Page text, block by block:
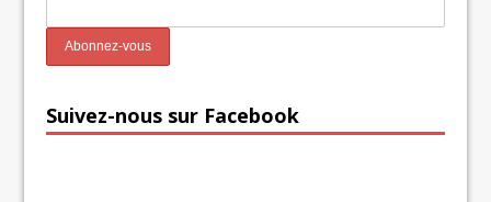
Suivez-nous sur Facebook